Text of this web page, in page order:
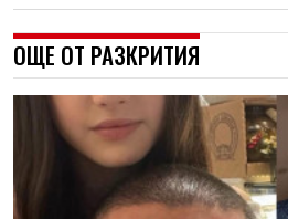
ОЩЕ ОТ РАЗКРИТИЯ